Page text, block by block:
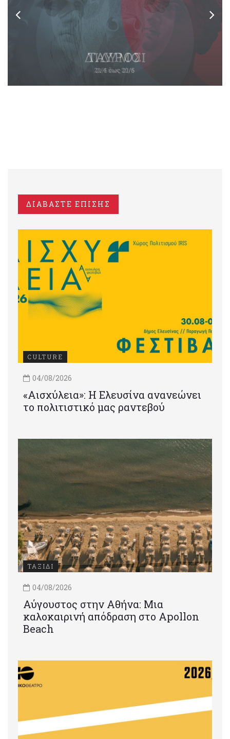
ΔΙΑΒΑΣΤΕ ΕΠΙΣΗΣ
CULTURE
04/08/2026
«Αισχύλεια»: Η Ελευσίνα ανανεώνει
το πολιτιστικό μας ραντεβού
ΤΑΞΙΔΙ
04/08/2026
Αύγουστος στην Αθήνα: Μια
καλοκαιρινή απόδραση στο Apollon
Beach